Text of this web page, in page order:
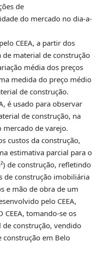
de
do mercado no dia-a-
CEEA, a partir dos
de material de construção
média dos preços
medida do preço médio
de construção.
é usado para observar
de construção, na
mercado de varejo.
custos da construção,
estimativa parcial para o
de construção, refletindo
de construção imobiliária
e mão de obra de um
pelo CEEA,
CEEA, tomando-se os
construção, vendido
construção em Belo